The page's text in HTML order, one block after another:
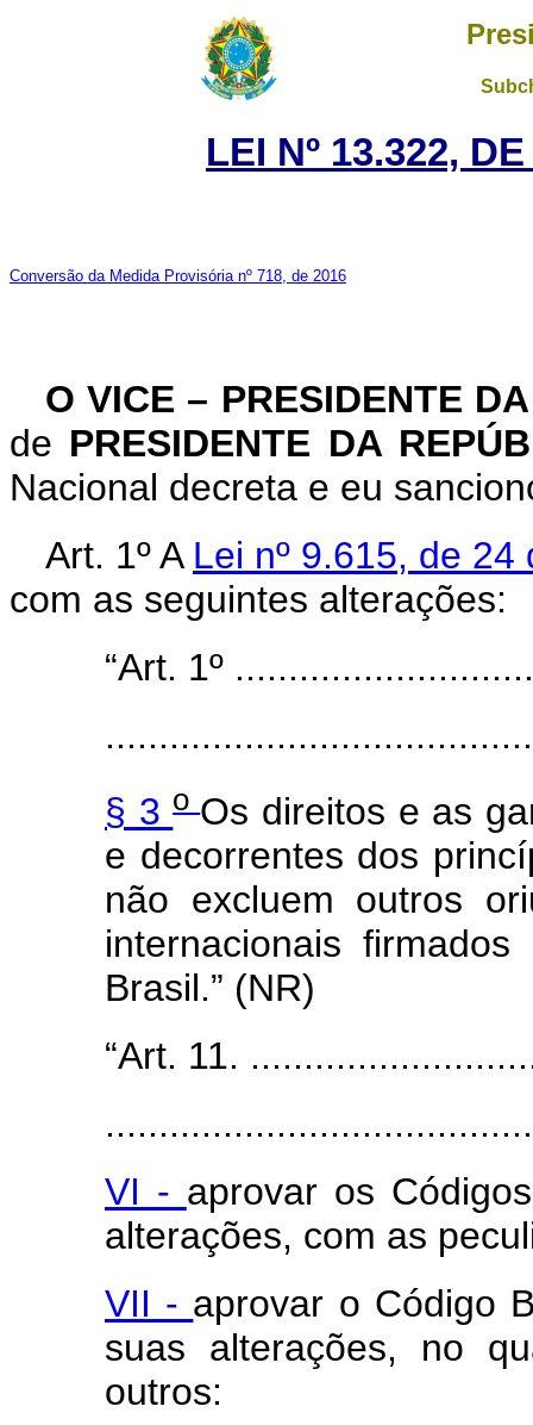
LEI Nº 13.322,
Conversão da Medida Provisória nº 718, de 2016
O VICE – PRESIDENTE
de PRESIDENTE DA
Nacional decreta e eu
Art. 1º A Lei nº 9.615, de
com as seguintes alterações:
“Art. 1º
§ 3o Os direitos e as
e decorrentes dos
não excluem outros
internacionais
Brasil.” (NR)
“Art. 11.
VI - aprovar os
alterações, com as
VII - aprovar o Código
suas alterações, no
outros: